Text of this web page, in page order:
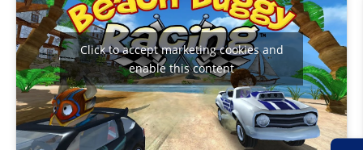
Click to accept marketing cookies and
enable this content